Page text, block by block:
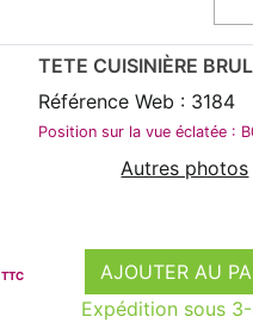
TTC
AJOUTER AU
Expédition sous
TETE CUISINIÈRE
Référence Web : 3184
Position sur la vue éclatée :
Autres photos